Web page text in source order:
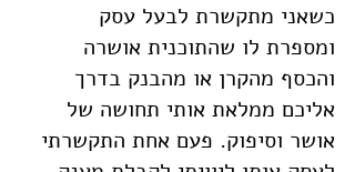
כשאני מתקשרת לבעל עסק
ומספרת לו שהתוכנית אושרה
והכסף מהקרן או מהבנק בדרך
אליכם ממלאת אותי תחושה של
אושר וסיפוק. פעם אחת התקשרתי